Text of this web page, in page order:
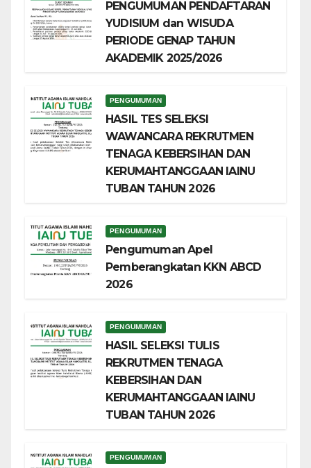
PENGUMUMAN PENDAFTARAN
YUDISIUM dan WISUDA
PERIODE GENAP TAHUN
AKADEMIK 2025/2026
PENGUMUMAN
HASIL TES SELEKSI
WAWANCARA REKRUTMEN
TENAGA KEBERSIHAN DAN
KERUMAHTANGGAAN IAINU
TUBAN TAHUN 2026
PENGUMUMAN
Pengumuman Apel
Pemberangkatan KKN ABCD
2026
PENGUMUMAN
HASIL SELEKSI TULIS
REKRUTMEN TENAGA
KEBERSIHAN DAN
KERUMAHTANGGAAN IAINU
TUBAN TAHUN 2026
PENGUMUMAN